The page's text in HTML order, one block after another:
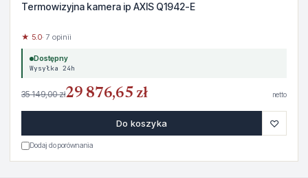
Termowizyjna kamera ip AXIS Q1942-E
★ 5.0· 7 opinii
Dostępny
Wysyłka 24h
35 149,00 zł29 876,65 zł netto
Do koszyka ♡
Dodaj do porównania